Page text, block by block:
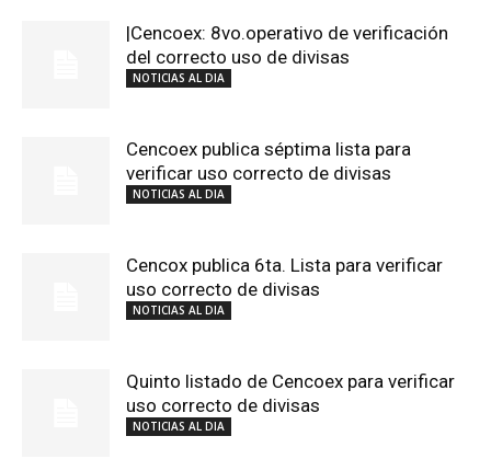
|Cencoex: 8vo.operativo de verificación
del correcto uso de divisas
NOTICIAS AL DIA
Cencoex publica séptima lista para
verificar uso correcto de divisas
NOTICIAS AL DIA
Cencox publica 6ta. Lista para verificar
uso correcto de divisas
NOTICIAS AL DIA
Quinto listado de Cencoex para verificar
uso correcto de divisas
NOTICIAS AL DIA